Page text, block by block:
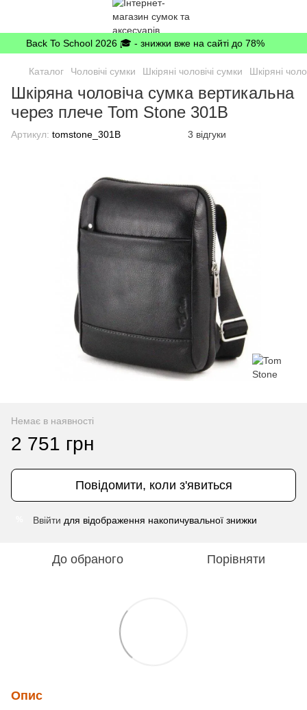
Back To School 2026 🎓 - знижки вже на сайті до 78%
Каталог Чоловічі сумки Шкіряні чоловічі сумки Шкіряні
Шкіряна чоловіча сумка вертикальна
через плече Tom Stone 301B
Артикул: tomstone_301B 3 відгуки
Немає в наявності
2 751 грн
Повідомити, коли з'явиться
Ввійти для відображення накопичувальної знижки
До обраного Порівняти
Опис